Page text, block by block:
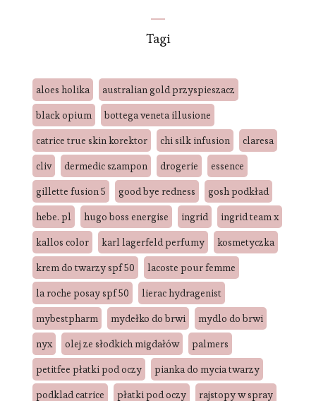
Tagi
aloes holika
australian gold przyspieszacz
black opium
bottega veneta illusione
catrice true skin korektor
chi silk infusion
claresa
cliv
dermedic szampon drogerie
essence
gillette fusion 5
good bye redness
gosh podkład
hebe. pl
hugo boss energise ingrid
ingrid team x
kallos color
karl lagerfeld perfumy
kosmetyczka
krem do twarzy spf 50
lacoste pour femme
la roche posay spf 50
lierac hydragenist
mybestpharm
mydełko do brwi
mydlo do brwi
nyx
olej ze słodkich migdałów
palmers
petitfee płatki pod oczy
pianka do mycia twarzy
podklad catrice
płatki pod oczy
rajstopy w spray